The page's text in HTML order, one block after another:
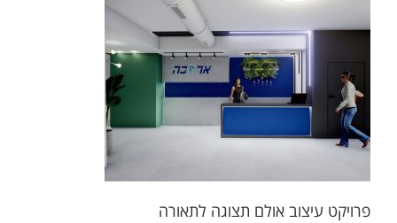
פרויקט עיצוב אולם תצוגה לתאורה